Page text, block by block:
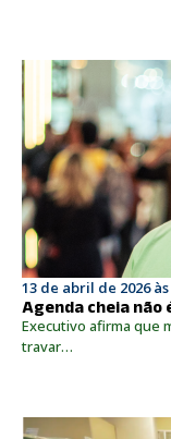
13 de abril de 2026 às
Agenda cheia não
Executivo afirma que
travar…